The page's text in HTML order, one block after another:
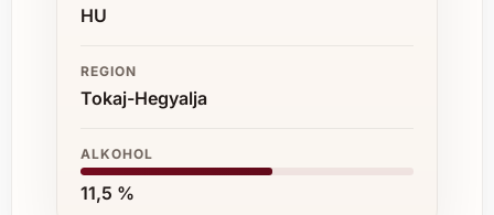
HU
REGION
Tokaj-Hegyalja
ALKOHOL
11,5 %